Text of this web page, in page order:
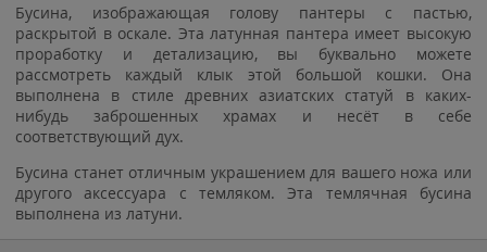
Бусина, изображающая голову пантеры с пастью,
раскрытой в оскале. Эта латунная пантера имеет высокую
проработку и детализацию, вы буквально можете
рассмотреть каждый клык этой большой кошки. Она
выполнена в стиле древних азиатских статуй в каких-
нибудь заброшенных храмах и несёт в себе
соответствующий дух.
Бусина станет отличным украшением для вашего ножа или
другого аксессуара с темляком. Эта темлячная бусина
выполнена из латуни.